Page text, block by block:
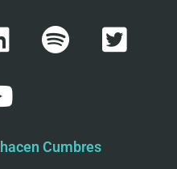
Cumbres